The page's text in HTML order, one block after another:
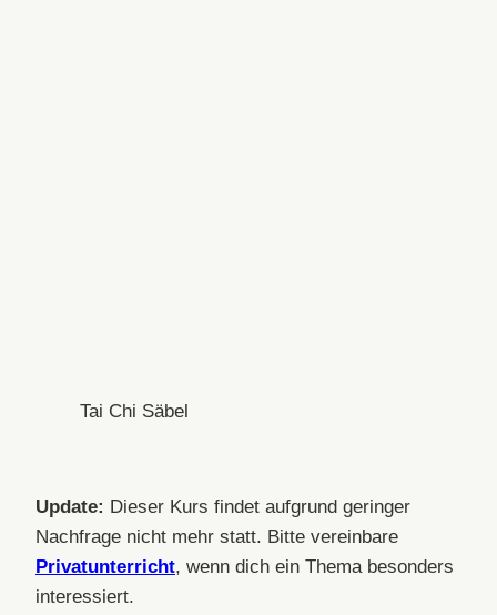
Tai Chi Säbel
Update: Dieser Kurs findet aufgrund geringer
Nachfrage nicht mehr statt. Bitte vereinbare
Privatunterricht, wenn dich ein Thema besonders
interessiert.